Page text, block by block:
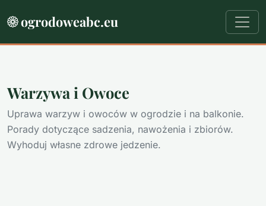
ogrodoweabc.eu
Warzywa i Owoce
Uprawa warzyw i owoców w ogrodzie i na balkonie.
Porady dotyczące sadzenia, nawożenia i zbiorów.
Wyhoduj własne zdrowe jedzenie.